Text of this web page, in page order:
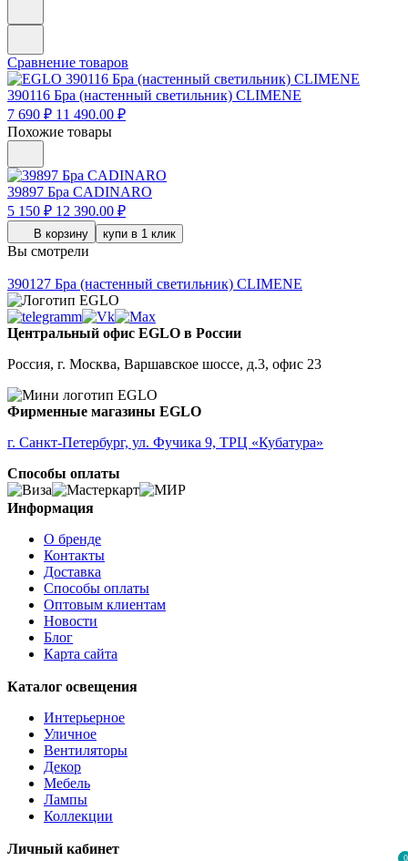
0
Сравнение товаров
390116 Бра (настенный светильник) CLIMENE
7 690 ₽ 11 490.00 ₽
Похожие товары
39897 Бра CADINARO
5 150 ₽ 12 390.00 ₽
В корзину купи в 1 клик
Вы смотрели
390127 Бра (настенный светильник) CLIMENE
Центральный офис EGLO в России
Россия, г. Москва, Варшавское шоссе, д.3, офис 23
Фирменные магазины EGLO
г. Санкт-Петербург, ул. Фучика 9, ТРЦ «Кубатура»
Способы оплаты
Информация
О бренде
Контакты
Доставка
Способы оплаты
Оптовым клиентам
Новости
Блог
Карта сайта
Каталог освещения
Интерьерное
Уличное
Вентиляторы
Декор
Мебель
Лампы
Коллекции
Личный кабинет